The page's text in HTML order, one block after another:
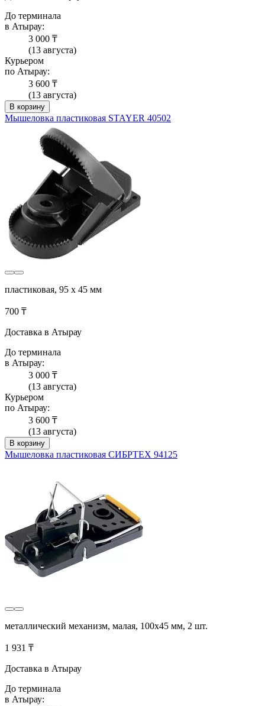
До терминала
в Атырау:
3 000 ₸
(13 августа)
Курьером
по Атырау:
3 600 ₸
(13 августа)
В корзину
Мышеловка пластиковая STAYER 40502
пластиковая, 95 х 45 мм
700 ₸
Доставка в Атырау
До терминала
в Атырау:
3 000 ₸
(13 августа)
Курьером
по Атырау:
3 600 ₸
(13 августа)
В корзину
Мышеловка пластиковая СИБРТЕХ 94125
металлический механизм, малая, 100х45 мм, 2 шт.
1 931 ₸
Доставка в Атырау
До терминала
в Атырау: